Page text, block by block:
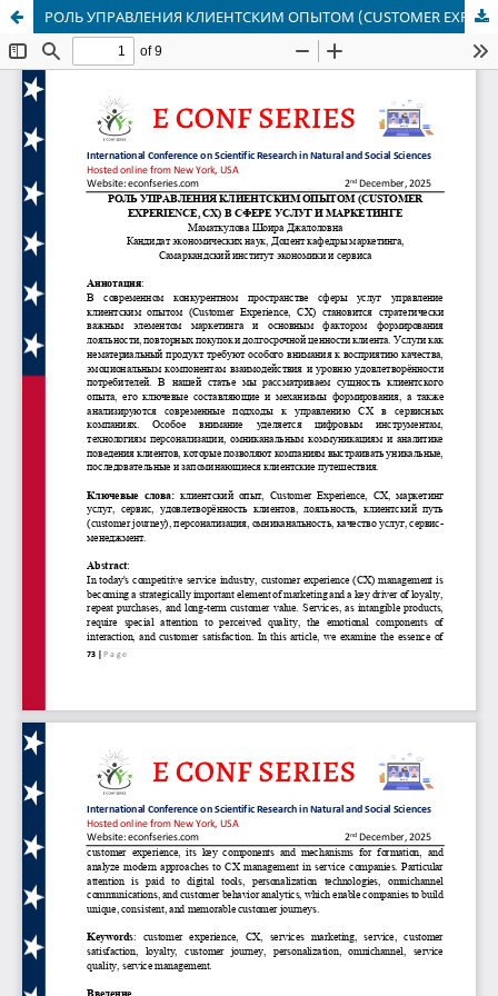
РОЛЬ УПРАВЛЕНИЯ КЛИЕНТСКИМ ОПЫТОМ (CUSTOMER EXPERIENCE, CX) В СФЕРЕ УСЛУГ И МАРКЕТИНГЕ